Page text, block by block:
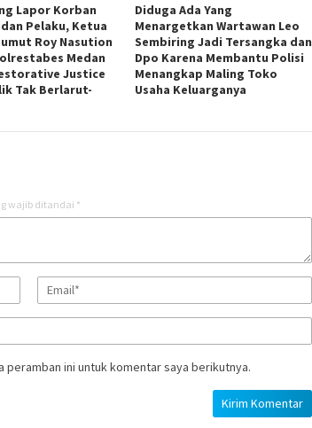
Lapor Korban
Pelaku, Ketua
Roy Nasution
Medan
Justice
Tak Berlarut-
Diduga Ada Yang
Menargetkan Wartawan Leo
Sembiring Jadi Tersangka dan
Dpo Karena Membantu Polisi
Menangkap Maling Toko
Usaha Keluarganya
wajib ditandai *
peramban ini untuk komentar saya berikutnya.